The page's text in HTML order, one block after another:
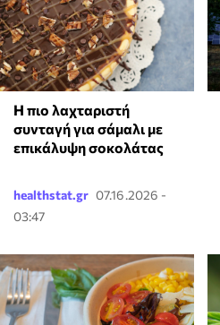
Η πιο λαχταριστή
συνταγή για σάμαλι με
επικάλυψη σοκολάτας
healthstat.gr 07.16.2026 -
03:47